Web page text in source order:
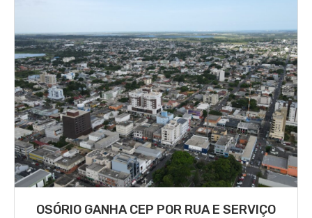
OSÓRIO GANHA CEP POR RUA E SERVIÇO